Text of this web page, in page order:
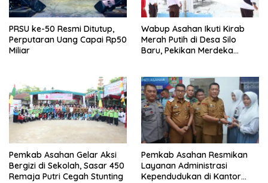
PRSU ke-50 Resmi Ditutup,
Perputaran Uang Capai Rp50
Miliar
Wabup Asahan Ikuti Kirab
Merah Putih di Desa Silo
Baru, Pekikan Merdeka
Pemkab Asahan Gelar Aksi
Bergizi di Sekolah, Sasar 450
Remaja Putri Cegah Stunting
Pemkab Asahan Resmikan
Layanan Administrasi
Kependudukan di Kantor